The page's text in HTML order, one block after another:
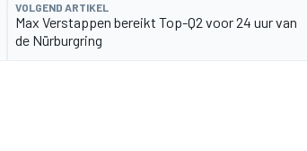
VOLGEND ARTIKEL
Max Verstappen bereikt Top-Q2 voor 24 uur van
de Nürburgring